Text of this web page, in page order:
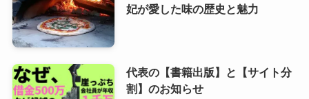
妃が愛した味の歴史と魅力
代表の【書籍出版】と【サイト分
割】のお知らせ